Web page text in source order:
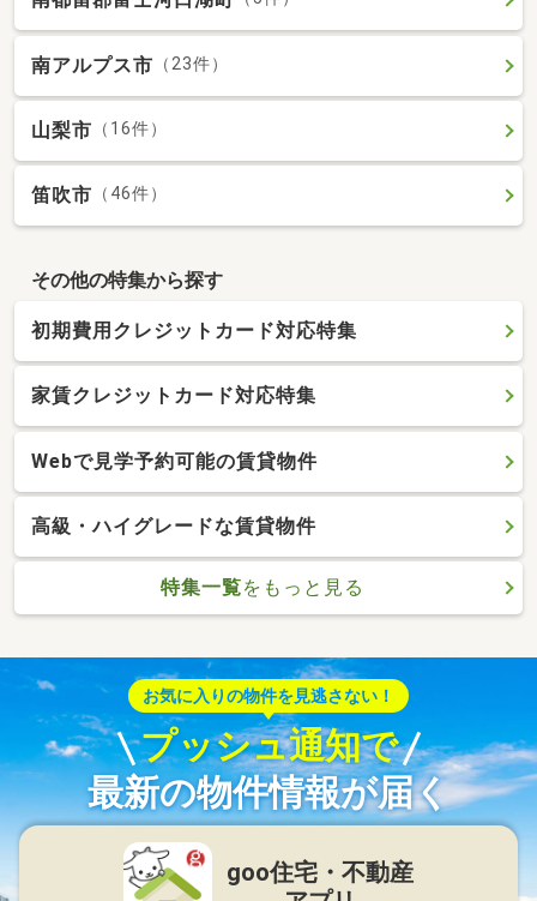
南アルプス市 （23件）
山梨市 （16件）
笛吹市 （46件）
その他の特集から探す
初期費用クレジットカード対応特集
家賃クレジットカード対応特集
Webで見学予約可能の賃貸物件
高級・ハイグレードな賃貸物件
特集一覧をもっと見る
お気に入りの物件を見逃さない！
プッシュ通知で
最新の物件情報が届く
goo住宅・不動産